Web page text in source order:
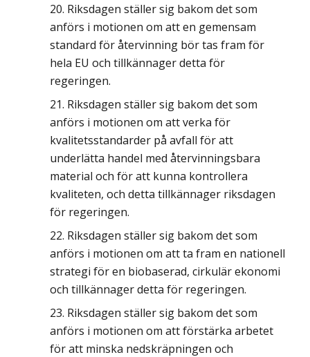
Riksdagen ställer sig bakom det som
anförs i motionen om att en gemensam
standard för återvinning bör tas fram för
hela EU och tillkännager detta för
regeringen.
Riksdagen ställer sig bakom det som
anförs i motionen om att verka för
kvalitetsstandarder på avfall för att
underlätta handel med återvinningsbara
material och för att kunna kontrollera
kvaliteten, och detta tillkännager riksdagen
för regeringen.
Riksdagen ställer sig bakom det som
anförs i motionen om att ta fram en nationell
strategi för en biobaserad, cirkulär ekonomi
och tillkännager detta för regeringen.
Riksdagen ställer sig bakom det som
anförs i motionen om att förstärka arbetet
för att minska nedskräpningen och